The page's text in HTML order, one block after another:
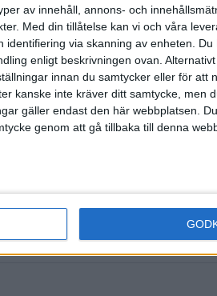
av innehåll, annons- och
Med din tillåtelse kan vi och våra
via skanning av enheten.
enligt beskrivningen ovan.
innan du samtycker eller för att
kanske inte kräver ditt samtycke, men
gäller endast den här webbplatsen.
genom att gå tillbaka till denna
Period 2